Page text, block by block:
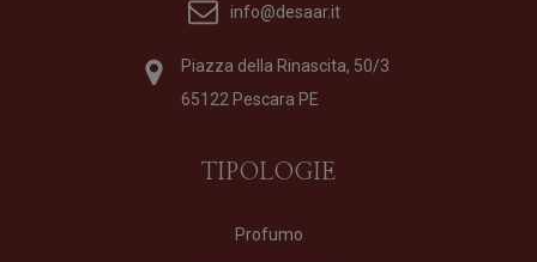
info@desaar.it
Piazza della Rinascita, 50/3
65122 Pescara PE
TIPOLOGIE
Profumo